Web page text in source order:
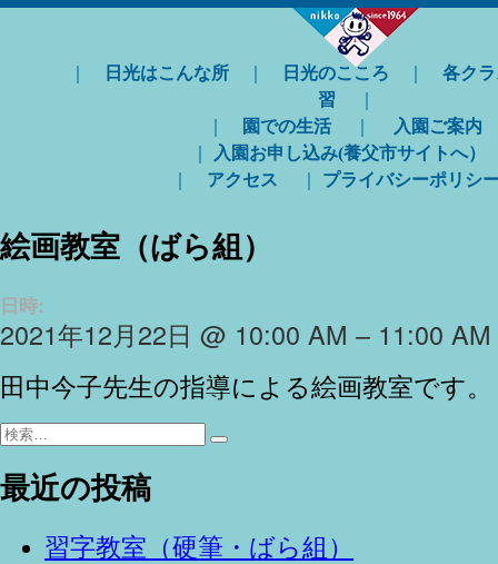
日光はこんな所 日光のこころ
各ク
習
園での生活 入園ご案内
入園お申し込み(養父市サイトへ）
アクセス プライバシーポリシ
絵画教室（ばら組）
日時:
2021年12月22日 @ 10:00 AM – 11:00 AM
田中今子先生の指導による絵画教室です。
検
検
最近の投稿
習字教室（硬筆・ばら組）